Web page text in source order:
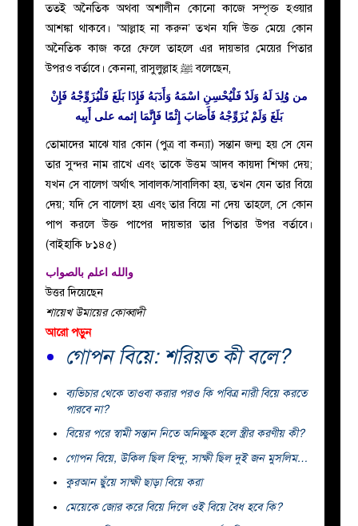
মজলিস
প্রশ্ন
ততই অনৈতিক অথবা অশালীন কোনো কাজে সম্পৃক্ত হওয়ার
আশঙ্কা থাকবে। ‘আল্লাহ না করুন’ তখন যদি উক্ত মেয়ে কোন
অনৈতিক কাজ করে ফেলে তাহলে এর দায়ভার মেয়ের পিতার
উপরও বর্তাবে। কেননা, রাসুলুল্লাহ ﷺ বলেছেন,
من وُلِدَ لَهُ وَلَدٌ فَلْيُحْسِنِ اسْمَهُ وَأَدَبَهُ فَإِذَا بَلَغَ فَلْيُزَوِّجْهُ فَإِنْ
بَلَغَ وَلَمْ يُزَوِّجْهُ فَأَصَابَ إِثْمًا فَإِنَّمَا إثمه على أَبِيه
তোমাদের মাঝে যার কোন (পুত্র বা কন্যা) সন্তান জন্ম হয় সে যেন
তার সুন্দর নাম রাখে এবং তাকে উত্তম আদব কায়দা শিক্ষা দেয়;
যখন সে বালেগ অর্থাৎ সাবালক/সাবালিকা হয়, তখন যেন তার বিয়ে
দেয়; যদি সে বালেগ হয় এবং তার বিয়ে না দেয় তাহলে, সে কোন
পাপ করলে উক্ত পাপের দায়ভার তার পিতার উপর বর্তাবে।
(বাইহাকি ৮১৪৫)
والله اعلم بالصواب
উত্তর দিয়েছেন
শায়েখ উমায়ের কোব্বাদী
আরো পড়ুন
গোপন বিয়ে: শরিয়ত কী বলে?
ব্যভিচার থেকে তাওবা করার পরও কি পবিত্র নারী বিয়ে করতে
পারবে না?
বিয়ের পরে স্বামী সন্তান নিতে অনিচ্ছুক হলে স্ত্রীর করণীয় কী?
গোপন বিয়ে, উকিল ছিল হিন্দু, সাক্ষী ছিল দুই জন মুসলিম…
কুরআন ছুঁয়ে সাক্ষী ছাড়া বিয়ে করা
মেয়েকে জোর করে বিয়ে দিলে ওই বিয়ে বৈধ হবে কি?